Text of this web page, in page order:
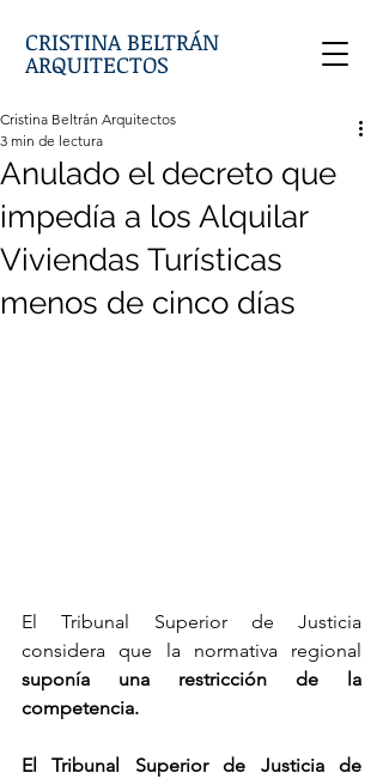
CRISTINA BELTRÁN
ARQUITECTOS
Anulado el decreto que
impedía a los Alquilar
Viviendas Turísticas
menos de cinco días
Cristina Beltrán Arquitectos
3 min de lectura
El Tribunal Superior de Justicia
suponía una restricción de la
competencia.
El Tribunal Superior de Justicia de